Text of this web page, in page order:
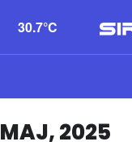
30.7°C
MAJ, 2025